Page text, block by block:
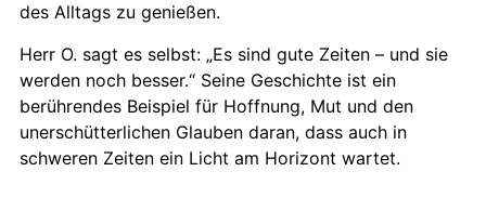
des Alltags zu genießen.
Herr O. sagt es selbst: „Es sind gute Zeiten – und sie
werden noch besser.“ Seine Geschichte ist ein
berührendes Beispiel für Hoffnung, Mut und den
unerschütterlichen Glauben daran, dass auch in
schweren Zeiten ein Licht am Horizont wartet.